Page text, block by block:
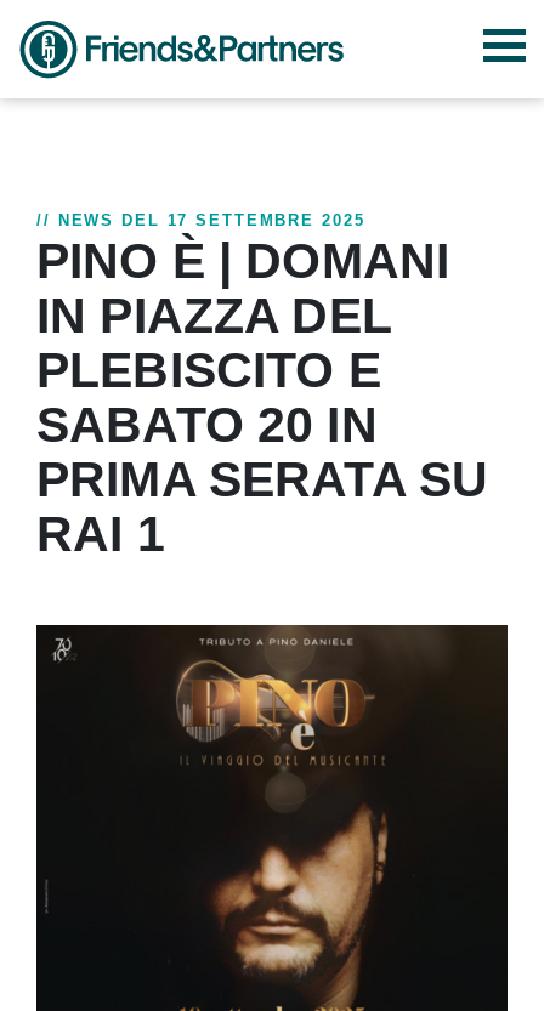
// NEWS DEL 17 SETTEMBRE 2025
PINO È | DOMANI
IN PIAZZA DEL
PLEBISCITO E
SABATO 20 IN
PRIMA SERATA SU
RAI 1